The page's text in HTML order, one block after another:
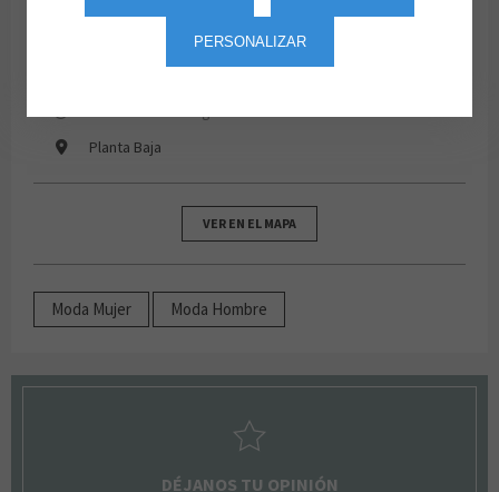
Planta Baja
VER EN EL MAPA
Moda Mujer Moda Hombre
DÉJANOS TU OPINIÓN
PERSONALIZAR